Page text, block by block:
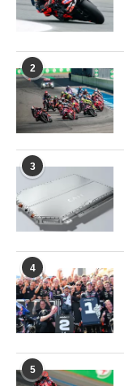
2
3
4
5